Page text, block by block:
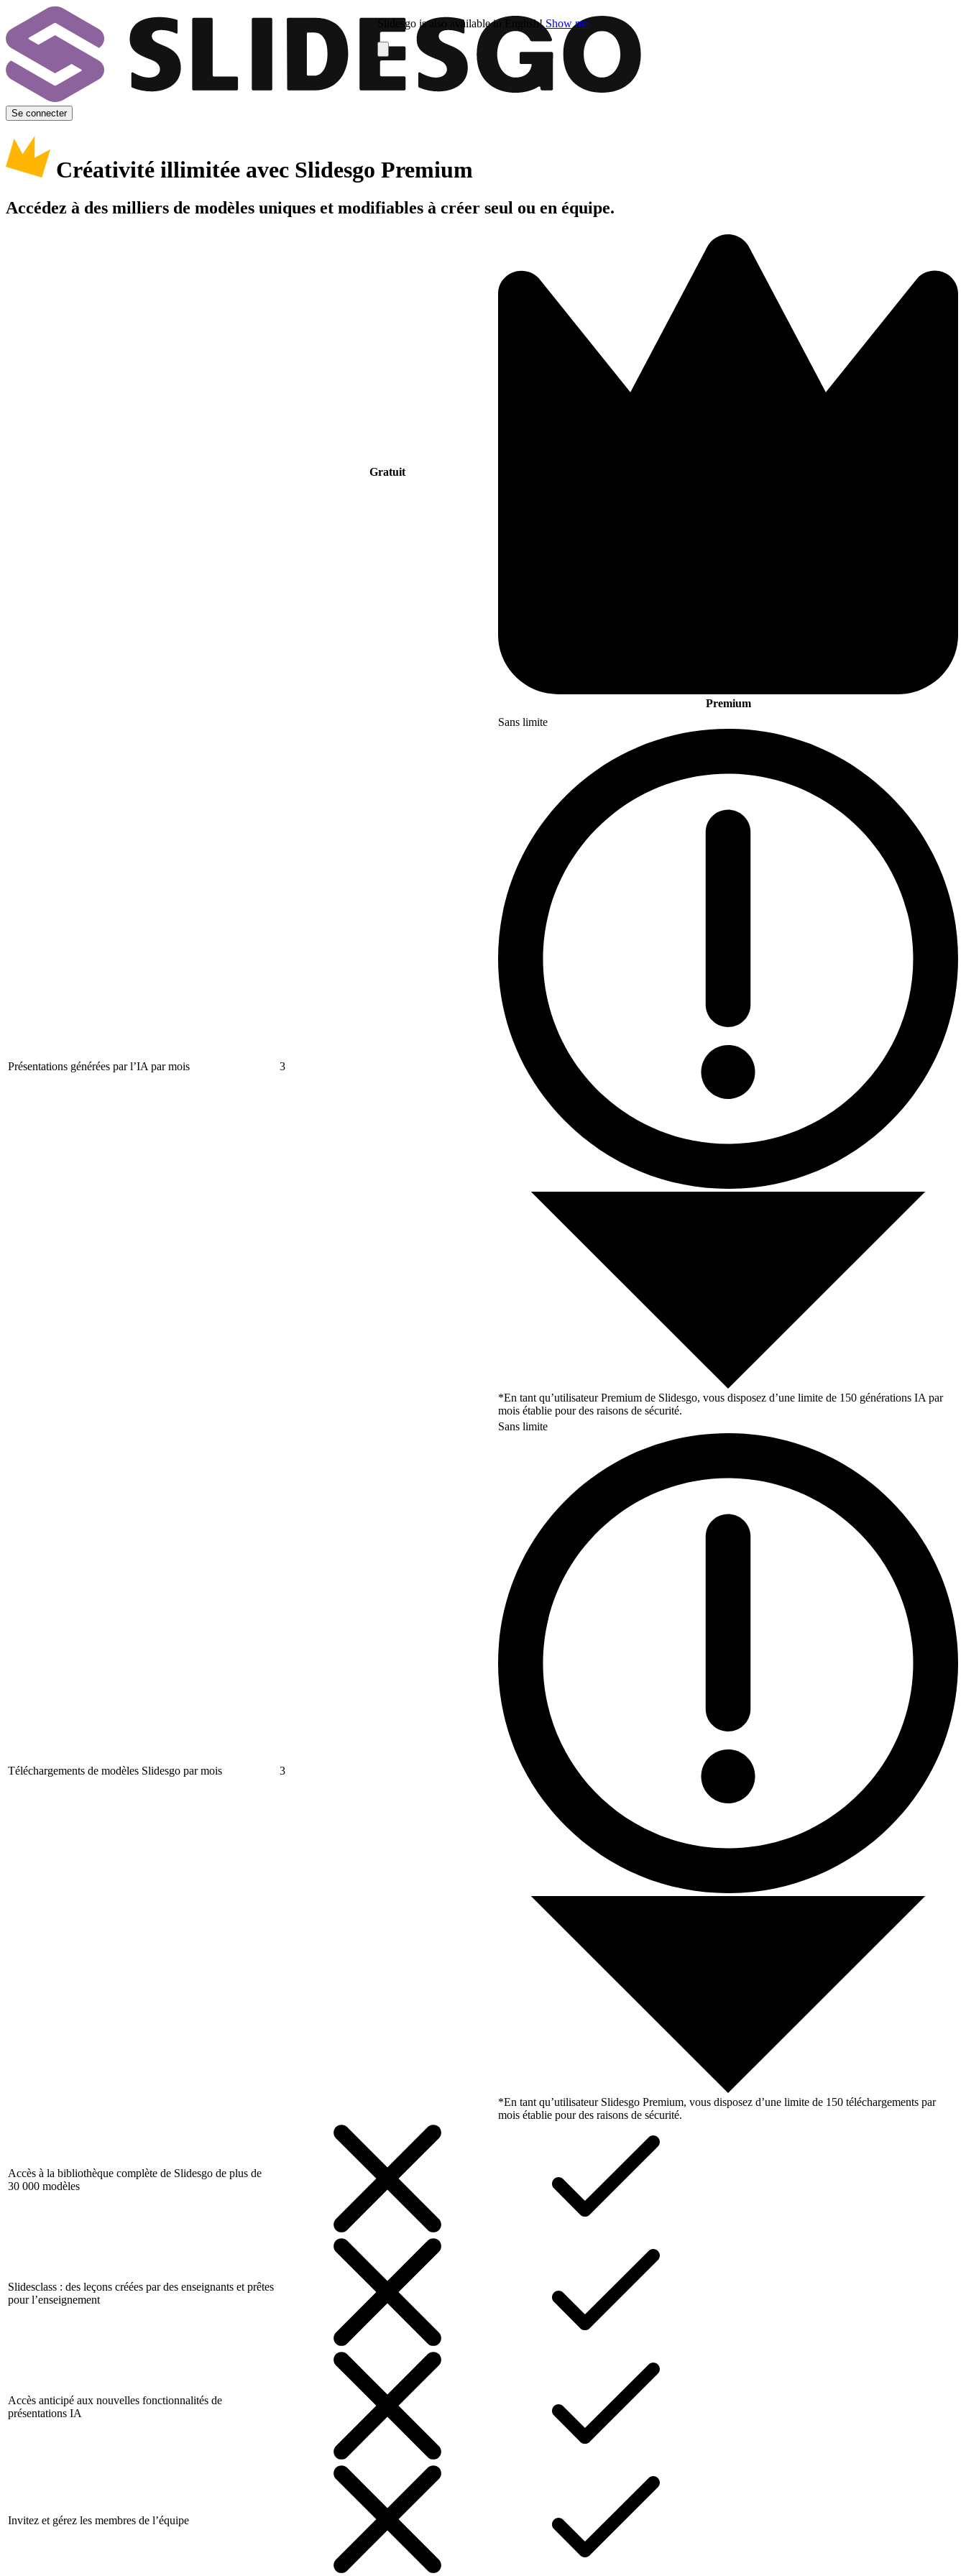
Slidesgo is also available in English! Show me
Se connecter
Créativité illimitée avec Slidesgo Premium
Accédez à des milliers de modèles uniques et modifiables à créer seul ou en équipe.
Gratuit
Premium
Présentations générées par l’IA par mois 3
Sans limite
*En tant qu’utilisateur Premium de Slidesgo, vous disposez d’une limite de 150 générations IA par
mois établie pour des raisons de sécurité.
Téléchargements de modèles Slidesgo par mois 3
Sans limite
*En tant qu’utilisateur Slidesgo Premium, vous disposez d’une limite de 150 téléchargements par
mois établie pour des raisons de sécurité.
Accès à la bibliothèque complète de Slidesgo de plus de
30 000 modèles
Slidesclass : des leçons créées par des enseignants et prêtes
pour l’enseignement
Accès anticipé aux nouvelles fonctionnalités de
présentations IA
Invitez et gérez les membres de l’équipe